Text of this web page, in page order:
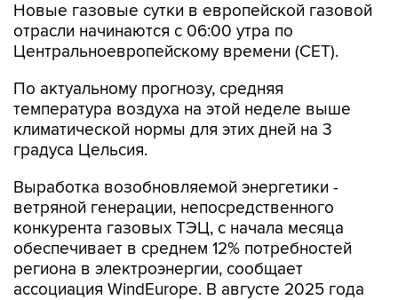
Новые газовые сутки в европейской газовой
отрасли начинаются c 06:00 утра по
Центральноевропейскому времени (CET).
По актуальному прогнозу, средняя
температура воздуха на этой неделе выше
климатической нормы для этих дней на 3
градуса Цельсия.
Выработка возобновляемой энергетики -
ветряной генерации, непосредственного
конкурента газовых ТЭЦ, с начала месяца
обеспечивает в среднем 12% потребностей
региона в электроэнергии, сообщает
ассоциация WindEurope. В августе 2025 года